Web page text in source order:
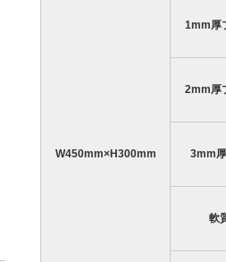
W450mm×H300mm
1mm厚
2mm厚
3mm
軟